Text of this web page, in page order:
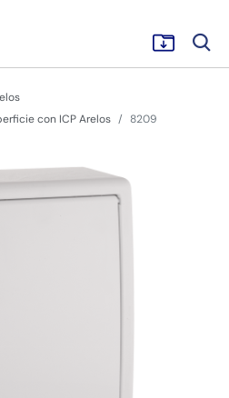
con ICP Arelos
8209